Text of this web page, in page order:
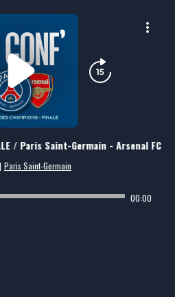
/ Paris Saint-Germain - Arsenal FC
| Paris Saint-Germain
00:00